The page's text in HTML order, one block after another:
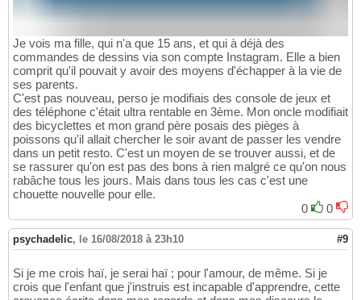
Je vois ma fille, qui n'a que 15 ans, et qui à déjà des
commandes de dessins via son compte Instagram. Elle a bien
comprit qu'il pouvait y avoir des moyens d'échapper à la vie de
ses parents.
C'est pas nouveau, perso je modifiais des console de jeux et
des téléphone c'était ultra rentable en 3ème. Mon oncle modifiait
des bicyclettes et mon grand père posais des pièges à
poissons qu'il allait chercher le soir avant de passer les vendre
dans un petit resto. C'est un moyen de se trouver aussi, et de
se rassurer qu'on est pas des bons à rien malgré ce qu'on nous
rabâche tous les jours. Mais dans tous les cas c'est une
chouette nouvelle pour elle.
0
0
psychadelic, le 16/08/2018 à 23h10 #9
Si je me crois haï, je serai haï ; pour l'amour, de même. Si je
crois que l'enfant que j'instruis est incapable d'apprendre, cette